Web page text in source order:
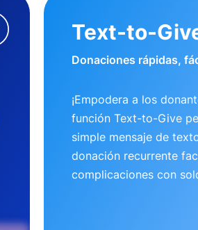
Text-to-
Donaciones rápidas,
¡Empodera a los
función Text-to-Give
simple mensaje de
donación recurrente
complicaciones con